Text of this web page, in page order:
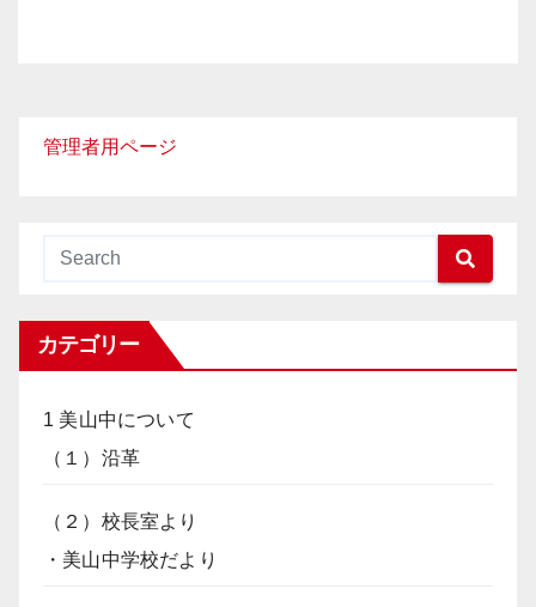
管理者用ページ
カテゴリー
1 美山中について
（１）沿革
（２）校長室より
・美山中学校だより